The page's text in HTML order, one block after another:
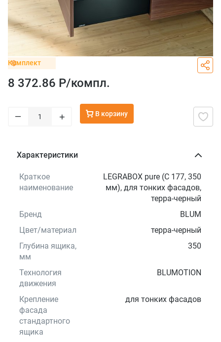
Комплект
8 372.86 Р/компл.
– + В корзину
Характеристики
Краткое
наименование
LEGRABOX pure (C 177, 350
мм), для тонких фасадов,
терра-черный
Бренд
BLUM
Цвет/материал
терра-черный
Глубина ящика,
мм
350
Технология
движения
BLUMOTION
Крепление
фасада
стандартного
ящика
для тонких фасадов